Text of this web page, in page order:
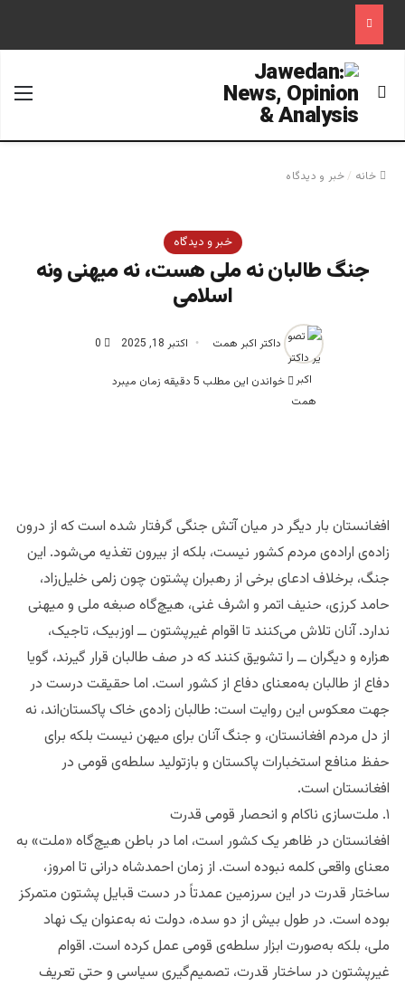
جستجو برای
خانه /خبر و دیدگاه
خبر و دیدگاه
جنگ طالبان نه ملی هست، نه میهنی ونه
اسلامی
داکتر اکبر همت اکتبر 18, 2025 0
خواندن این مطلب 5 دقیقه زمان میبرد
افغانستان بار دیگر در میان آتش جنگی گرفتار شده است که از درون
زاده‌ی اراده‌ی مردم کشور نیست، بلکه از بیرون تغذیه می‌شود. این
جنگ، برخلاف ادعای برخی از رهبران پشتون چون زلمی خلیل‌زاد،
حامد کرزی، حنیف اتمر و اشرف غنی، هیچ‌گاه صبغه ملی و میهنی
ندارد. آنان تلاش می‌کنند تا اقوام غیرپشتون ــ اوزبیک، تاجیک،
هزاره و دیگران ــ را تشویق کنند که در صف طالبان قرار گیرند، گویا
دفاع از طالبان به‌معنای دفاع از کشور است. اما حقیقت درست در
جهت معکوس این روایت است: طالبان زاده‌ی خاک پاکستان‌اند، نه
از دل مردم افغانستان، و جنگ آنان برای میهن نیست بلکه برای
حفظ منافع استخبارات پاکستان و بازتولید سلطه‌ی قومی در
افغانستان است.
۱. ملت‌سازی ناکام و انحصار قومی قدرت
افغانستان در ظاهر یک کشور است، اما در باطن هیچ‌گاه «ملت» به
معنای واقعی کلمه نبوده است. از زمان احمدشاه درانی تا امروز،
ساختار قدرت در این سرزمین عمدتاً در دست قبایل پشتون متمرکز
بوده است. در طول بیش از دو سده، دولت نه به‌عنوان یک نهاد
ملی، بلکه به‌صورت ابزار سلطه‌ی قومی عمل کرده است. اقوام
غیرپشتون در ساختار قدرت، تصمیم‌گیری سیاسی و حتی تعریف